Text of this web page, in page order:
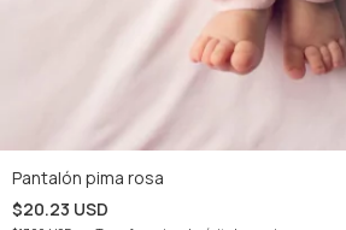
Pantalón pima rosa
$20.23 USD